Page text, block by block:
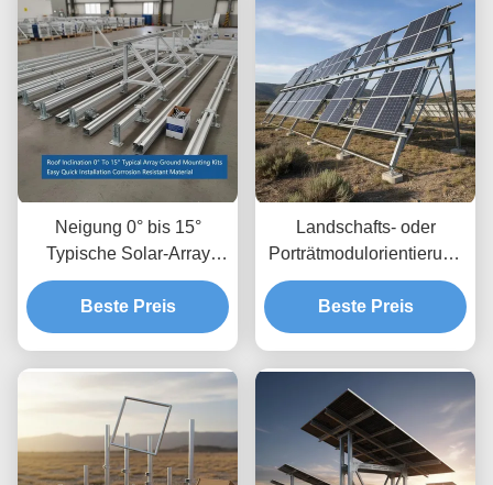
Neigung 0° bis 15°
Typische Solar-Array
Bodenmontage-Kits
Einfache schnelle
Installation
Material
Beste Preis
Landschafts- oder
Porträtmodulorientierung
Solaranlagen mit
Bodenfreiheit bis 1,2 m
und Höhenfreiheit von 8
Beste Preis